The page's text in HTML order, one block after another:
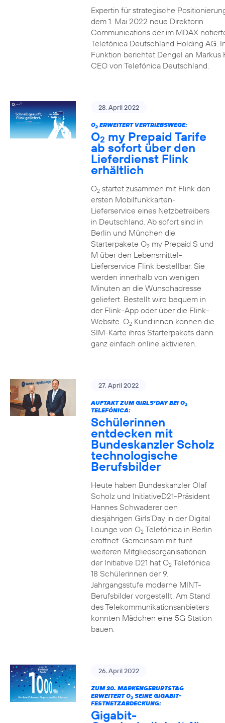
Expertin für strategische
dem 1. Mai 2022 neue Direktorin
Communications der im MDAX
Telefónica Deutschland Holding AG.
Funktion berichtet Dengel an Markus
CEO von Telefónica Deutschland.
28. April 2022
O2ERWEITERT VERTRIEBSWEGE:
O2 my Prepaid Tarife
ab sofort über den
Lieferdienst Flink
erhältlich
O2startet zusammen mit Flink den
ersten Mobilfunkkarten-
Lieferservice eines Netzbetreibers
in Deutschland. Ab sofort sind in
Berlin und München die
Starterpakete O2my Prepaid S und
M über den Lebensmittel-
Lieferservice Flink bestellbar. Sie
werden innerhalb von wenigen
Minuten an die Wunschadresse
geliefert. Bestellt wird bequem in
der Flink-App oder über die Flink-
Website. O2Kund:innen können die
SIM-Karte ihres Starterpakets dann
ganz einfach online aktivieren.
27. April 2022
AUFTAKT ZUM GIRLS’DAY BEI O2
TELEFÓNICA:
Schülerinnen
entdecken mit
Bundeskanzler Scholz
technologische
Berufsbilder
Heute haben Bundeskanzler Olaf
Scholz und InitiativeD21-Präsident
Hannes Schwaderer den
diesjährigen Girls‘Day in der Digital
Lounge von O2Telefónica in Berlin
eröffnet. Gemeinsam mit fünf
weiteren Mitgliedsorganisationen
der Initiative D21 hat O2Telefónica
18 Schülerinnen der 9.
Jahrgangsstufe moderne MINT-
Berufsbilder vorgestellt. Am Stand
des Telekommunikationsanbieters
konnten Mädchen eine 5G Station
bauen.
26. April 2022
ZUM 20. MARKENGEBURTSTAG
ERWEITERT O2SEINE GIGABIT-
FESTNETZABDECKUNG:
Gigabit-